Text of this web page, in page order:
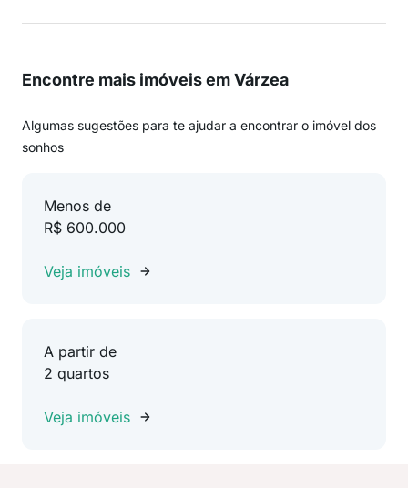
Encontre mais imóveis em Várzea
Algumas sugestões para te ajudar a encontrar o imóvel dos
sonhos
Menos de
R$ 600.000
Veja imóveis
A partir de
2 quartos
Veja imóveis